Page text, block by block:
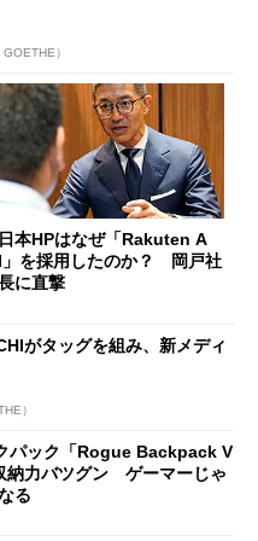
）
日本HPはなぜ「Rakuten A
I」を採用したのか？ 岡戸社
に直撃
がタッグを組み、新メディ
）
パック「Rogue Backpack V
納力バツグン ゲーマーじゃ
る